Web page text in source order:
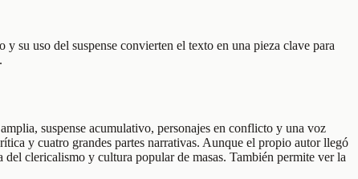
su uso del suspense convierten el texto en una pieza clave para
suspense acumulativo, personajes en conflicto y una voz
y cuatro grandes partes narrativas. Aunque el propio autor llegó
clericalismo y cultura popular de masas. También permite ver la